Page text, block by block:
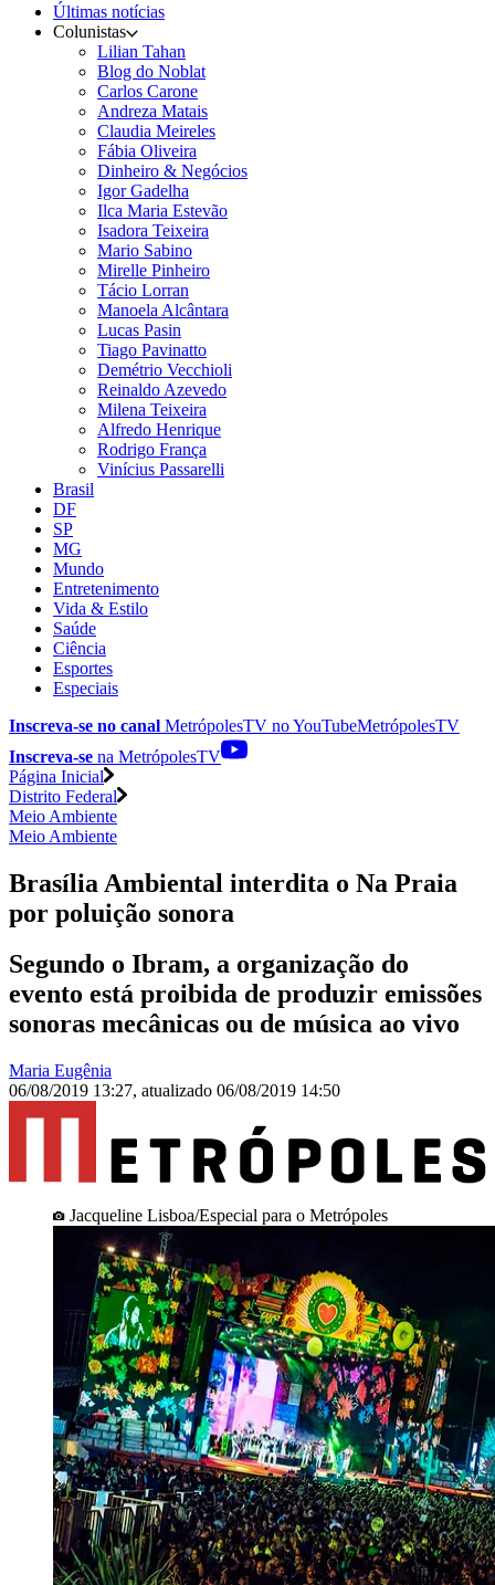
Últimas notícias
Colunistas
Lilian Tahan
Blog do Noblat
Carlos Carone
Andreza Matais
Claudia Meireles
Fábia Oliveira
Dinheiro & Negócios
Igor Gadelha
Ilca Maria Estevão
Isadora Teixeira
Mario Sabino
Mirelle Pinheiro
Tácio Lorran
Manoela Alcântara
Lucas Pasin
Tiago Pavinatto
Demétrio Vecchioli
Reinaldo Azevedo
Milena Teixeira
Alfredo Henrique
Rodrigo França
Vinícius Passarelli
Brasil
DF
SP
MG
Mundo
Entretenimento
Vida & Estilo
Saúde
Ciência
Esportes
Especiais
Inscreva-se no canal MetrópolesTV noYouTubeMetrópolesTV
Inscreva-se na MetrópolesTV
Página Inicial
Distrito Federal
Meio Ambiente
Meio Ambiente
Brasília Ambiental interdita o Na Praia
por poluição sonora
Segundo o Ibram, a organização do
evento está proibida de produzir emissões
sonoras mecânicas ou de música ao vivo
Maria Eugênia
06/08/2019 13:27, atualizado 06/08/2019 14:50
Jacqueline Lisboa/Especial para o Metrópoles